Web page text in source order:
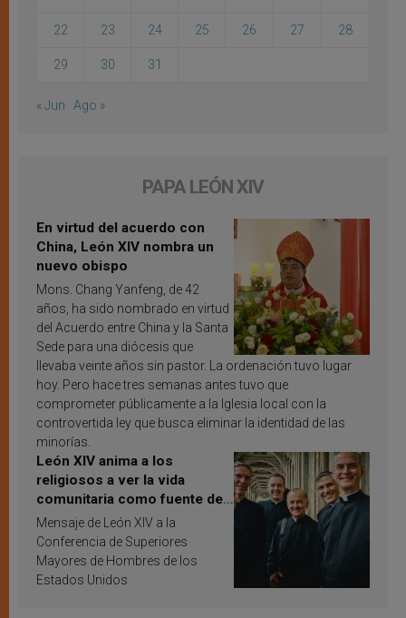
22 23 24 25 26 27 28
29 30 31
« Jun Ago »
PAPA LEÓN XIV
En virtud del acuerdo con
China, León XIV nombra un
nuevo obispo
Mons. Chang Yanfeng, de 42
años, ha sido nombrado en virtud
del Acuerdo entre China y la Santa
Sede para una diócesis que
llevaba veinte años sin pastor. La ordenación tuvo lugar
hoy. Pero hace tres semanas antes tuvo que
comprometer públicamente a la Iglesia local con la
controvertida ley que busca eliminar la identidad de las
minorías.
León XIV anima a los
religiosos a ver la vida
comunitaria como fuente de
inspiración y santificación
Mensaje de León XIV a la
Conferencia de Superiores
Mayores de Hombres de los
Estados Unidos